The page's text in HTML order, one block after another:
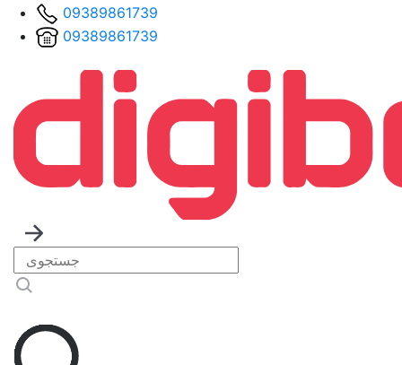
09389861739
09389861739